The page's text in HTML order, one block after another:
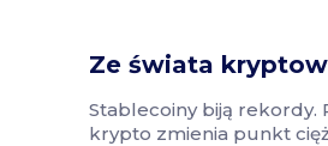
Ze świata
Stablecoiny biją rekordy.
krypto zmienia punkt